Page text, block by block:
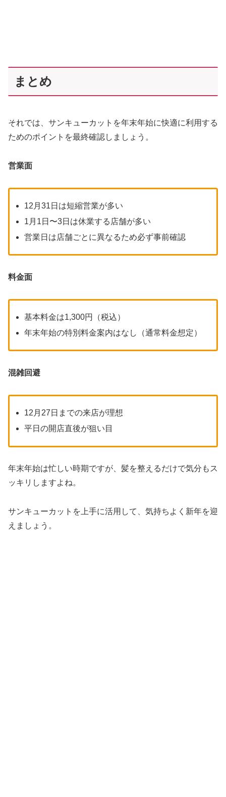
まとめ
それでは、サンキューカットを年末年始に快適に利用する
ためのポイントを最終確認しましょう。
営業面
12月31日は短縮営業が多い
1月1日〜3日は休業する店舗が多い
営業日は店舗ごとに異なるため必ず事前確認
料金面
基本料金は1,300円（税込）
年末年始の特別料金案内はなし（通常料金想定）
混雑回避
12月27日までの来店が理想
平日の開店直後が狙い目
年末年始は忙しい時期ですが、髪を整えるだけで気分もス
ッキリしますよね。
サンキューカットを上手に活用して、気持ちよく新年を迎
えましょう。